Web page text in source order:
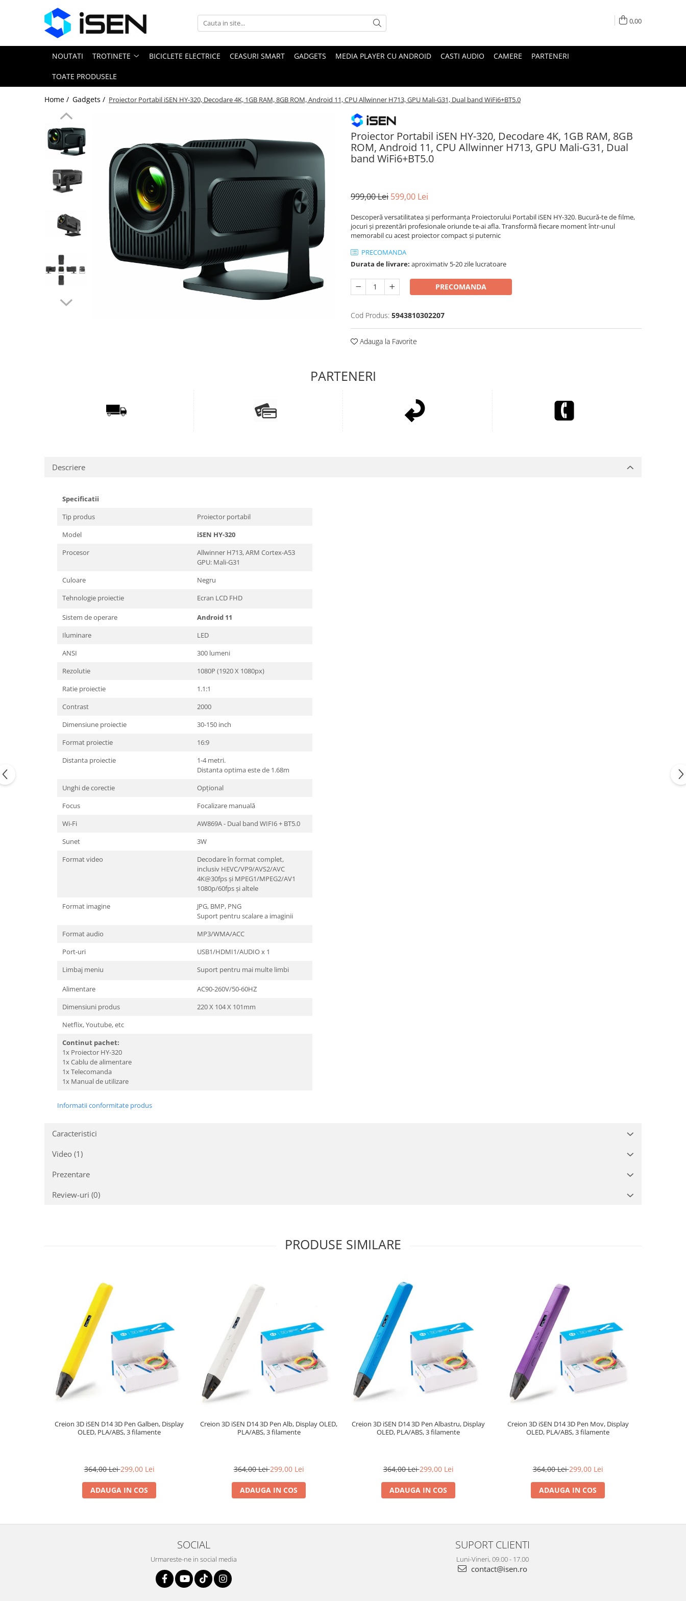
Trotinete
Trotinete electrice
0,00
NOUTATI TROTINETE BICICLETE ELECTRICE CEASURI SMART GADGETS MEDIA PLAYER CU ANDROID CASTI AUDIO CAMERE PARTENERI
TOATE PRODUSELE
Home / Gadgets / Proiector Portabil iSEN HY-320, Decodare 4K, 1GB RAM, 8GB ROM, Android 11, CPU Allwinner H713, GPU Mali-G31, Dual band WiFi6+BT5.0
Proiector Portabil iSEN HY-320, Decodare 4K, 1GB RAM, 8GB
ROM, Android 11, CPU Allwinner H713, GPU Mali-G31, Dual
band WiFi6+BT5.0
999,00 Lei 599,00 Lei
Descoperă versatilitatea și performanța Proiectorului Portabil iSEN HY-320. Bucură-te de filme,
jocuri și prezentări profesionale oriunde te-ai afla. Transformă fiecare moment într-unul
memorabil cu acest proiector compact și puternic
PRECOMANDA
Durata de livrare: aproximativ 5-20 zile lucratoare
PRECOMANDA
Cod Produs: 5943810302207
Adauga la Favorite
Descriere
Specificatii
Tip produs
Proiector portabil
Model
iSEN HY-320
Procesor
Allwinner H713, ARM Cortex-A53
GPU: Mali-G31
Culoare
Negru
Tehnologie proiectie
Ecran LCD FHD
Sistem de operare
Android 11
Iluminare
LED
ANSI
300 lumeni
Rezolutie
1080P (1920 X 1080px)
Ratie proiectie
1.1:1
Contrast
2000
Dimensiune proiectie
30-150 inch
Format proiectie
16:9
Distanta proiectie
1-4 metri.
Distanta optima este de 1.68m
Unghi de corectie
Opțional
Focus
Focalizare manuală
Wi-Fi
AW869A - Dual band WIFI6 + BT5.0
Sunet
3W
Format video
Decodare în format complet,
inclusiv HEVC/VP9/AVS2/AVC
4K@30fps și MPEG1/MPEG2/AV1
1080p/60fps și altele
Format imagine
JPG, BMP, PNG
Suport pentru scalare a imaginii
Format audio
MP3/WMA/ACC
Port-uri
USB1/HDMI1/AUDIO x 1
Limbaj meniu
Suport pentru mai multe limbi
Alimentare
AC90-260V/50-60HZ
Dimensiuni produs
220 X 104 X 101mm
Netflix, Youtube, etc
Continut pachet:
1x Proiector HY-320
1x Cablu de alimentare
1x Telecomanda
1x Manual de utilizare
Informatii conformitate produs
Caracteristici
Video (1)
Prezentare
Review-uri (0)
PRODUSE SIMILARE
Creion 3D iSEN D14 3D Pen Galben, Display
OLED, PLA/ABS, 3 filamente
364,00 Lei299,00 Lei
ADAUGA IN COS
Creion 3D iSEN D14 3D Pen Alb, Display OLED,
PLA/ABS, 3 filamente
364,00 Lei299,00 Lei
ADAUGA IN COS
Creion 3D iSEN D14 3D Pen Albastru, Display
OLED, PLA/ABS, 3 filamente
364,00 Lei299,00 Lei
ADAUGA IN COS
Creion 3D iSEN D14 3D Pen Mov, Display
OLED, PLA/ABS, 3 filamente
364,00 Lei299,00 Lei
ADAUGA IN COS
SOCIAL
Urmareste-ne in social media
SUPORT CLIENTI
Luni-Vineri, 09.00 - 17.00
contact@isen.ro